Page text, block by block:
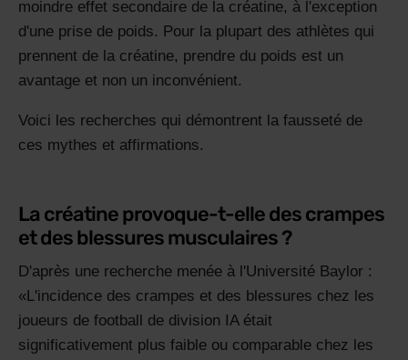
moindre effet secondaire de la créatine, à l'exception
d'une prise de poids. Pour la plupart des athlètes qui
prennent de la créatine, prendre du poids est un
avantage et non un inconvénient.
Voici les recherches qui démontrent la fausseté de
ces mythes et affirmations.
La créatine provoque-t-elle des crampes
et des blessures musculaires ?
D'après une recherche menée à l'Université Baylor :
L'incidence des crampes et des blessures chez les
joueurs de football de division IA était
significativement plus faible ou comparable chez les